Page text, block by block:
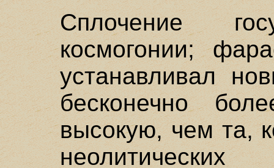
Сплочение
космогонии;
устанавливал
бесконечно
высокую, чем та,